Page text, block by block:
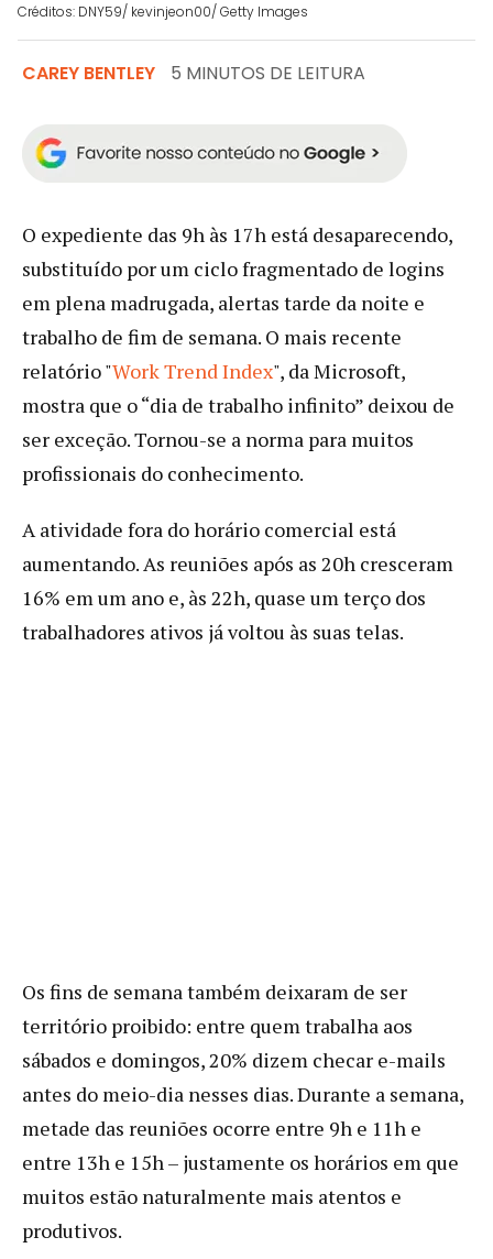
Créditos: DNY59/ kevinjeon00/ Getty Images
CAREY BENTLEY 5 MINUTOS DE LEITURA
O expediente das 9h às 17h está desaparecendo,
substituído por um ciclo fragmentado de logins
em plena madrugada, alertas tarde da noite e
trabalho de fim de semana. O mais recente
relatório "Work Trend Index", da Microsoft,
mostra que o “dia de trabalho infinito” deixou de
ser exceção. Tornou-se a norma para muitos
profissionais do conhecimento.
A atividade fora do horário comercial está
aumentando. As reuniões após as 20h cresceram
16% em um ano e, às 22h, quase um terço dos
trabalhadores ativos já voltou às suas telas.
Os fins de semana também deixaram de ser
território proibido: entre quem trabalha aos
sábados e domingos, 20% dizem checar e-mails
antes do meio-dia nesses dias. Durante a semana,
metade das reuniões ocorre entre 9h e 11h e
entre 13h e 15h – justamente os horários em que
muitos estão naturalmente mais atentos e
produtivos.